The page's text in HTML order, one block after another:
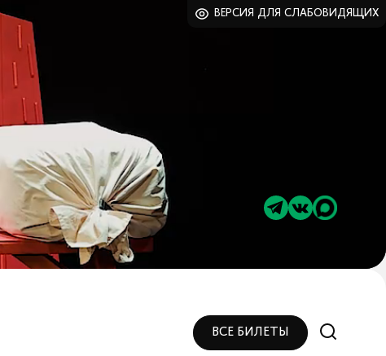
ВЕРСИЯ ДЛЯ СЛАБОВИДЯЩИХ
ВСЕ БИЛЕТЫ